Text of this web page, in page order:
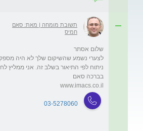
תשובת מומחה | מאת: סאם
חמיס
לצערי נשמע שהשיקום שלך לא היה
www.imacs.co.il
03-5278060